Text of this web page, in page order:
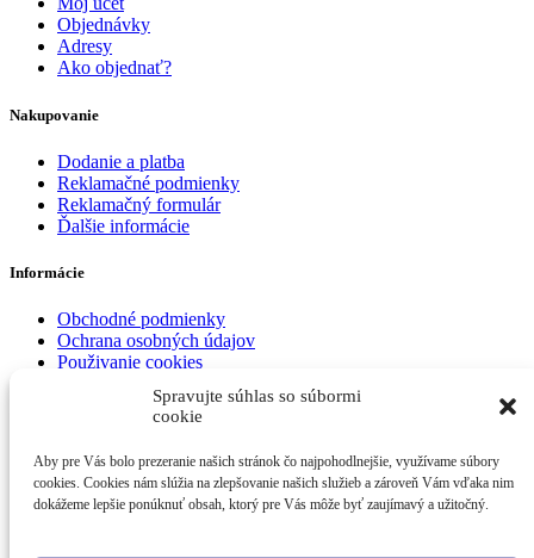
Spravujte súhlas so súbormi
cookie
Aby pre Vás bolo prezeranie našich stránok čo najpohodlnejšie, využívame súbory
cookies. Cookies nám slúžia na zlepšovanie našich služieb a zároveň Vám vďaka nim
dokážeme lepšie ponúknuť obsah, ktorý pre Vás môže byť zaujímavý a užitočný.
Objednávky
Adresy
Ako objednať?
Nakupovanie
Dodanie a platba
Reklamačné podmienky
Reklamačný formulár
Ďalšie informácie
Informácie
Obchodné podmienky
Ochrana osobných údajov
Použivanie cookies
2021- Vytvorené na Wordpresse
Ovocie
Med a zaváraniny
Orechy
Blog